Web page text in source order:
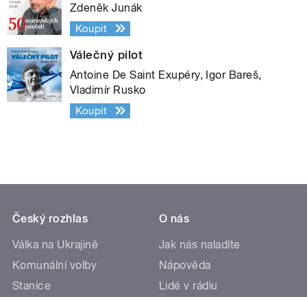
Zdeněk Junák
Koupit
Válečný pilot
Antoine De Saint Exupéry, Igor Bareš,
Vladimír Rusko
Koupit
Český rozhlas
Válka na Ukrajině
Komunální volby
Stanice
O nás
Jak nás naladíte
Nápověda
Lidé v rádiu